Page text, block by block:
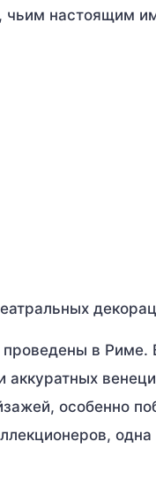
чьим настоящим
в
особенно